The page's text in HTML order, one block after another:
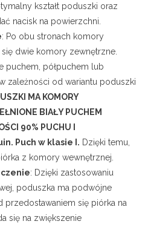
kształt poduszki oraz
nacisk na powierzchni.
: Po obu stronach komory
dwie komory zewnętrzne.
puchem, półpuchem lub
zależności od wariantu poduszki
MA KOMORY
BIAŁY PUCHEM
90% PUCHU I
Puch w klasie I. Dzięki temu,
z komory wewnętrznej.
: Dzięki zastosowaniu
poduszka ma podwójne
przedostawaniem się piórka na
się na zwiększenie